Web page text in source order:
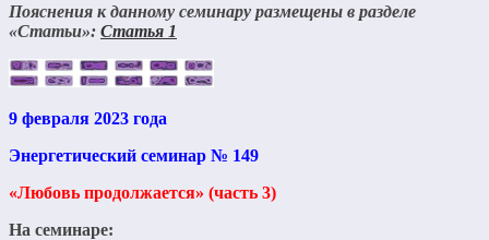
Пояснения к данному семинару размещены в разделе
«Статьи»: Статья 1
9 февраля 2023 года
Энергетический семинар № 149
«Любовь продолжается» (часть 3)
На семинаре: